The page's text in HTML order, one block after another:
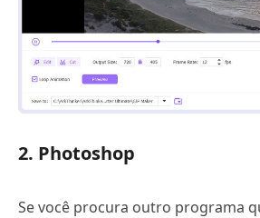
2. Photoshop
Se você procura outro programa